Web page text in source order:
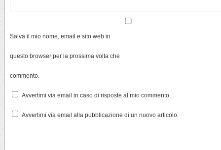
Salva il mio nome, email e sito web in
questo browser per la prossima volta che
commento.
Avvertimi via email in caso di risposte al mio commento.
Avvertimi via email alla pubblicazione di un nuovo articolo.